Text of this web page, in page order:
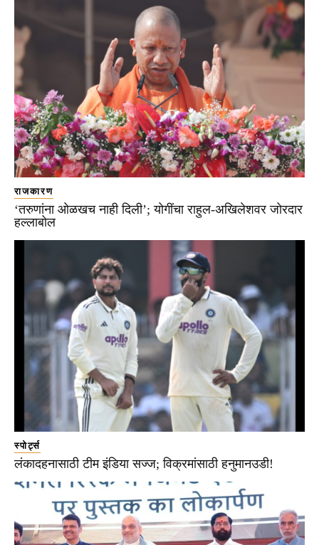
राजकारण
‘तरुणांना ओळखच नाही दिली’; योगींचा राहुल-अखिलेशवर जोरदार
हल्लाबोल
स्पोर्ट्स
लंकादहनासाठी टीम इंडिया सज्ज; विक्रमांसाठी हनुमानउडी!